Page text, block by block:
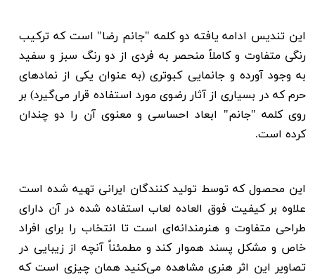
این تندیس ادامه یافته دو کلمه "جانم رضا" است که ترکیب
رنگی متفاوت و کاملاً منحصر به فردی از دو رنگ سبز و سفید
به وجود آورده و جانمایی کبوتری (به عنوان یکی از نمادهای
حرم که در بسیاری از آثار رضوی مورد استفاده قرار می‌گیرد) بر
روی کلمه "جانم" ابعاد احساسی و معنوی آن را دو چندان
کرده است.
این محصول که توسط تولید کنندگان ایرانی تهیه شده است
علاوه بر کیفیت فوق العاده لعاب استفاده شده در آن دارای
طراحی متفاوت و هنرمندانه‌ای است تا انتخاب را برای افراد
خاص و مشکل پسند هموار کند و مطمئناً آنچه از زیبایی در
تصاویر این اثر هنری مشاهده می‌کنید همان چیزی است که